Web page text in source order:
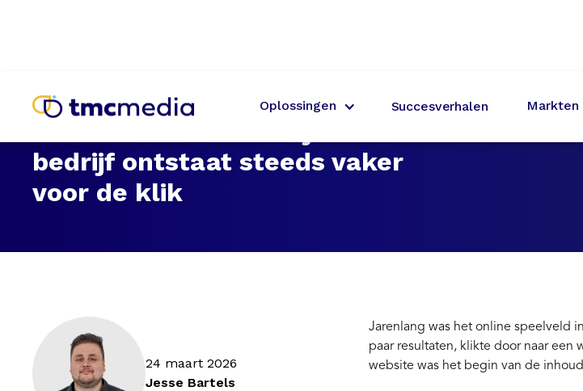
Oplossingen Succesverhalen Markten
bedrijf ontstaat steeds vaker
voor de klik
24 maart 2026
Jesse Bartels
Jarenlang was het online speelveld
paar resultaten, klikte door naar
website was het begin van de